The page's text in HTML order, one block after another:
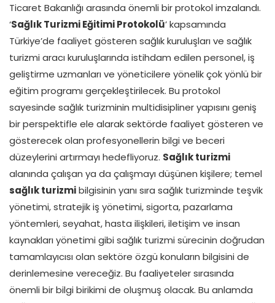
Ticaret Bakanlığı arasında önemli bir protokol imzalandı.
‘Sağlık Turizmi Eğitimi Protokolü’ kapsamında
Türkiye’de faaliyet gösteren sağlık kuruluşları ve sağlık
turizmi aracı kuruluşlarında istihdam edilen personel, iş
geliştirme uzmanları ve yöneticilere yönelik çok yönlü bir
eğitim programı gerçekleştirilecek. Bu protokol
sayesinde sağlık turizminin multidisipliner yapısını geniş
bir perspektifle ele alarak sektörde faaliyet gösteren ve
gösterecek olan profesyonellerin bilgi ve beceri
düzeylerini artırmayı hedefliyoruz. Sağlık turizmi
alanında çalışan ya da çalışmayı düşünen kişilere; temel
sağlık turizmibilgisinin yanı sıra sağlık turizminde teşvik
yönetimi, stratejik iş yönetimi, sigorta, pazarlama
yöntemleri, seyahat, hasta ilişkileri, iletişim ve insan
kaynakları yönetimi gibi sağlık turizmi sürecinin doğrudan
tamamlayıcısı olan sektöre özgü konuların bilgisini de
derinlemesine vereceğiz. Bu faaliyeteler sırasında
önemli bir bilgi birikimi de oluşmuş olacak. Bu anlamda